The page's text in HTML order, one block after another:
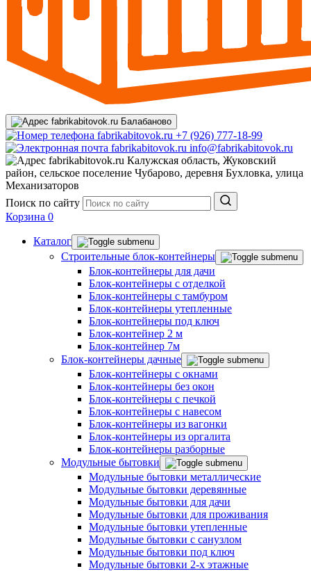
Балабаново
+7 (926) 777-18-99
info@fabrikabitovok.ru
Калужская область, Жуковский
район, сельское поселение Чубарово, деревня Бухловка, улица
Механизаторов
Поиск по сайту
Корзина 0
Каталог
Строительные блок-контейнеры
Блок-контейнеры для дачи
Блок-контейнеры с отделкой
Блок-контейнеры с тамбуром
Блок-контейнеры утепленные
Блок-контейнеры под ключ
Блок-контейнер 2 м
Блок-контейнер 7м
Блок-контейнеры дачные
Блок-контейнеры с окнами
Блок-контейнеры без окон
Блок-контейнеры с печкой
Блок-контейнеры с навесом
Блок-контейнеры из вагонки
Блок-контейнеры из оргалита
Блок-контейнеры разборные
Модульные бытовки
Модульные бытовки металлические
Модульные бытовки деревянные
Модульные бытовки для дачи
Модульные бытовки для проживания
Модульные бытовки утепленные
Модульные бытовки с санузлом
Модульные бытовки под ключ
Модульные бытовки 2-х этажные